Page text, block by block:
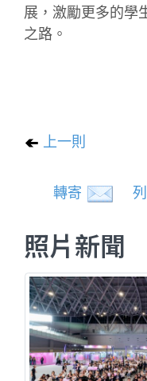
展，激勵更多的學
之路。
上一則
轉寄
照片新聞